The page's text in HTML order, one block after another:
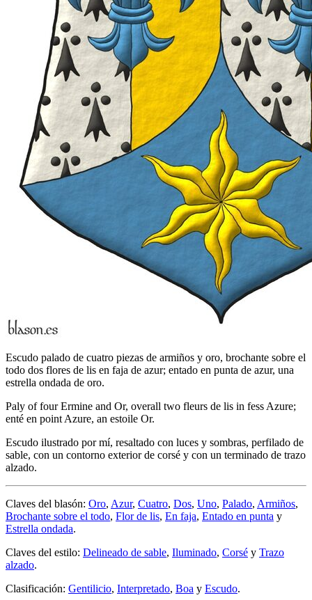
Escudo palado de cuatro piezas de armiños y oro, brochante sobre el
todo dos flores de lis en faja de azur; entado en punta de azur, una
estrella ondada de oro.
Paly of four Ermine and Or, overall two fleurs de lis in fess Azure;
enté en point Azure, an estoile Or.
Escudo ilustrado por mí, resaltado con luces y sombras, perfilado de
sable, con un contorno exterior de corsé y con un terminado de trazo
alzado.
Claves del blasón: Oro, Azur, Cuatro, Dos, Uno, Palado, Armiños,
Brochante sobre el todo, Flor de lis, En faja, Entado en punta y
Estrella ondada.
Claves del estilo: Delineado de sable, Iluminado, Corsé y Trazo
alzado.
Clasificación: Gentilicio, Interpretado, Boa y Escudo.